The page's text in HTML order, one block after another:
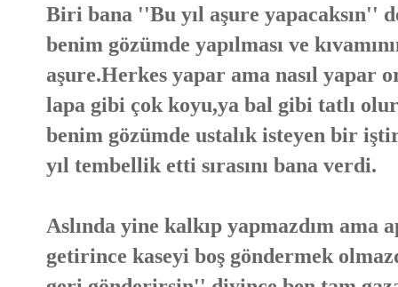
Biri bana ''Bu yıl aşure yapacaksın''
benim gözümde yapılması ve
aşure.Herkes yapar ama nasıl yapar
lapa gibi çok koyu,ya bal gibi tatlı
benim gözümde ustalık isteyen bir
yıl tembellik etti sırasını bana verdi.
Aslında yine kalkıp yapmazdım
getirince kaseyi boş göndermek